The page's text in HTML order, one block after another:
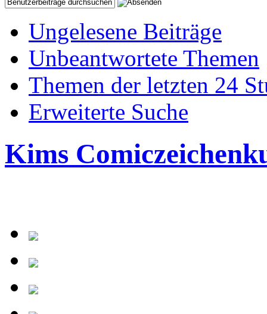
Ungelesene Beiträge
Unbeantwortete Themen
Themen der letzten 24
Erweiterte Suche
Kims